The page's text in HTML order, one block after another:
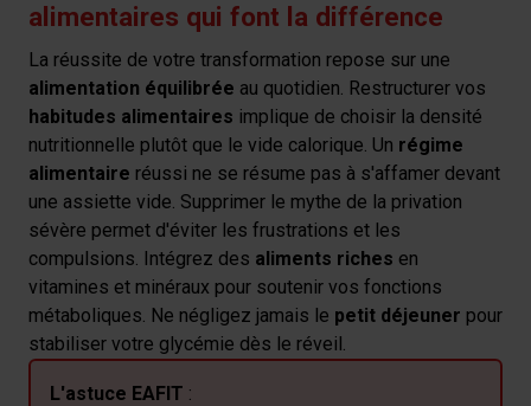
alimentaires qui font la différence
La réussite de votre transformation repose sur une
alimentation équilibrée au quotidien. Restructurer vos
habitudes alimentaires implique de choisir la densité
nutritionnelle plutôt que le vide calorique. Un régime
alimentaire réussi ne se résume pas à s'affamer devant
une assiette vide. Supprimer le mythe de la privation
sévère permet d'éviter les frustrations et les
compulsions. Intégrez des aliments riches en
vitamines et minéraux pour soutenir vos fonctions
métaboliques. Ne négligez jamais le petit déjeuner pour
stabiliser votre glycémie dès le réveil.
L'astuce EAFIT :